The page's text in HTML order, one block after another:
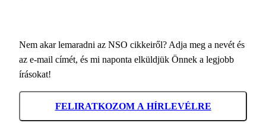
Nem akar lemaradni az NSO cikkeiről? Adja meg a nevét és
az e-mail címét, és mi naponta elküldjük Önnek a legjobb
írásokat!
FELIRATKOZOM A HÍRLEVÉLRE